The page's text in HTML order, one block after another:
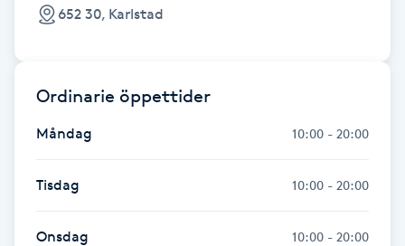
HIFU
Hollywood Peel
Hot Stone Massage
652 30, Karlstad
Ordinarie öppettider
Måndag 10:00 - 20:00
Tisdag 10:00 - 20:00
Onsdag 10:00 - 20:00